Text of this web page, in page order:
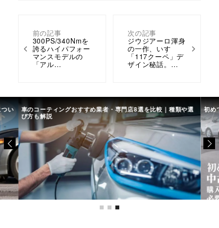
前の記事
300PS/340Nmを
誇るハイパフォー
マンスモデルの
「アル…
次の記事
ジウジアーロ渾身
の一作、いすゞ
「117クーペ」デ
ザイン秘話。…
い 車のコーティングおすすめ業者・専門店8選を比較｜種類や選
び方も解説
初め